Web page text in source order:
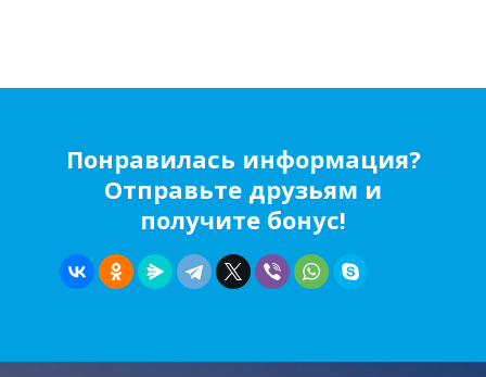
Понравилась информация?
Отправьте друзьям и
получите бонус!